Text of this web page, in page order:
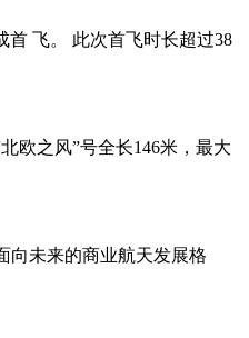
首 飞。 此次首飞时长超过38
欧之风”号全长146米，最大
向未来的商业航天发展格